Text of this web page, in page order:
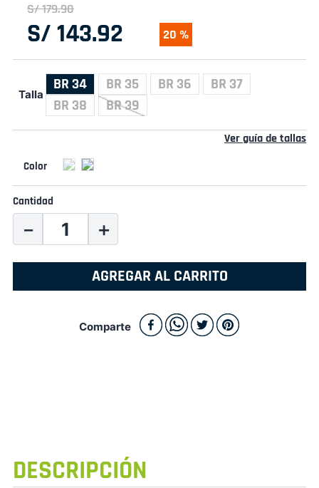
S/179.90
S/ 143.92 20 %
Talla
BR 34 BR 35 BR 36
BR 37
BR 38
BR 39
Ver guía de tallas
Cantidad
＋
－
AGREGAR AL CARRITO
Comparte
DESCRIPCIÓN